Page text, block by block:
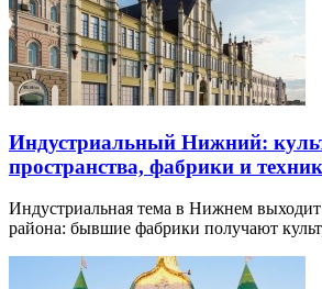
Индустриальный Нижний:
пространства, фабрики и
Индустриальная тема в Нижнем
района: бывшие фабрики получают